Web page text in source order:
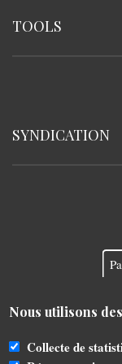
TOOLS
SYNDICATION
Propulsé
Nous utilisons
Collecte de